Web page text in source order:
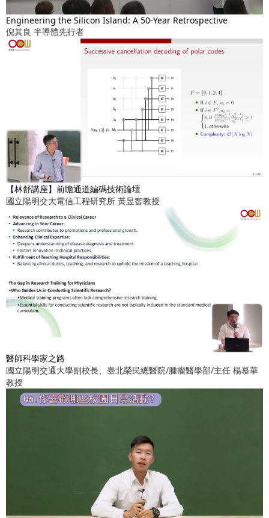
Engineering the Silicon Island: A 50-Year Retrospective
倪其良 半導體先行者
【林舒講座】前瞻通道編碼技術論壇
國立陽明交大電信工程研究所 黃昱智教授
醫師科學家之路
國立陽明交通大學副校長、臺北榮民總醫院/腫瘤醫學部/主任 楊慕華
教授